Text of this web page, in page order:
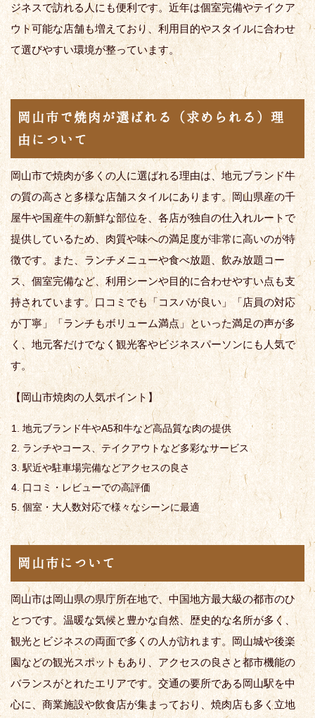
ジネスで訪れる人にも便利です。近年は個室完備やテイクア
ウト可能な店舗も増えており、利用目的やスタイルに合わせ
て選びやすい環境が整っています。
岡山市で焼肉が選ばれる（求められる）理
由について
岡山市で焼肉が多くの人に選ばれる理由は、地元ブランド牛
の質の高さと多様な店舗スタイルにあります。岡山県産の千
屋牛や国産牛の新鮮な部位を、各店が独自の仕入れルートで
提供しているため、肉質や味への満足度が非常に高いのが特
徴です。また、ランチメニューや食べ放題、飲み放題コー
ス、個室完備など、利用シーンや目的に合わせやすい点も支
持されています。口コミでも「コスパが良い」「店員の対応
が丁寧」「ランチもボリューム満点」といった満足の声が多
く、地元客だけでなく観光客やビジネスパーソンにも人気で
す。
【岡山市焼肉の人気ポイント】
地元ブランド牛やA5和牛など高品質な肉の提供
ランチやコース、テイクアウトなど多彩なサービス
駅近や駐車場完備などアクセスの良さ
口コミ・レビューでの高評価
個室・大人数対応で様々なシーンに最適
岡山市について
岡山市は岡山県の県庁所在地で、中国地方最大級の都市のひ
とつです。温暖な気候と豊かな自然、歴史的な名所が多く、
観光とビジネスの両面で多くの人が訪れます。岡山城や後楽
園などの観光スポットもあり、アクセスの良さと都市機能の
バランスがとれたエリアです。交通の要所である岡山駅を中
心に、商業施設や飲食店が集まっており、焼肉店も多く立地